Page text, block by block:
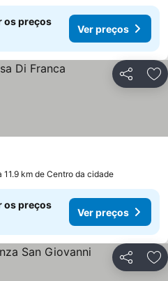
os preços
Ver preços
Partilhar
11.9 km de Centro da cidade
os preços
Ver preços
Partilhar